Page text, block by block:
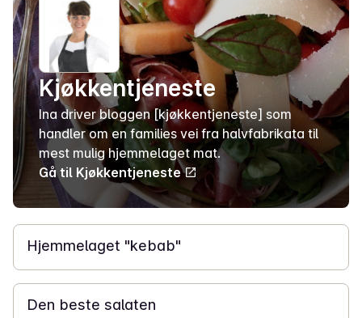
Kjøkkentjeneste
Ina driver bloggen [kjøkkentjeneste] som
handler om en families vei fra halvfabrikata til
mest mulig hjemmelaget mat.
Gå til Kjøkkentjeneste
25 min
Hjemmelaget "kebab"
10 min
Den beste salaten